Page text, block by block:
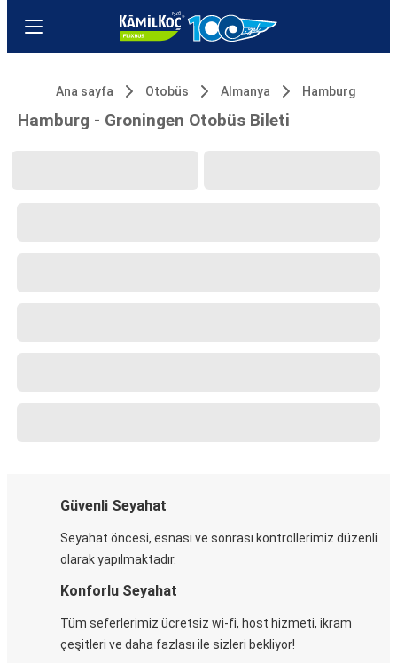
Ana sayfa Otobüs Almanya Hamburg
Hamburg - Groningen Otobüs Bileti
Güvenli Seyahat
Seyahat öncesi, esnası ve sonrası kontrollerimiz düzenli
olarak yapılmaktadır.
Konforlu Seyahat
Tüm seferlerimiz ücretsiz wi-fi, host hizmeti, ikram
çeşitleri ve daha fazlası ile sizleri bekliyor!